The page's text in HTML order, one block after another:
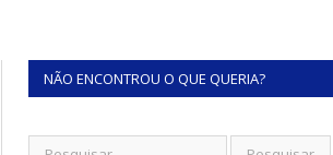
NÃO ENCONTROU O QUE QUERIA?